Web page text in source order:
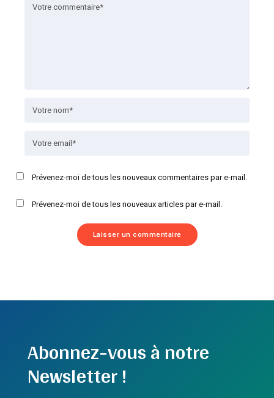
Prévenez-moi de tous les nouveaux commentaires par e-mail.
Prévenez-moi de tous les nouveaux articles par e-mail.
Abonnez-vous à notre
Newsletter !